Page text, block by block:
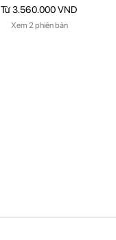
Từ 3.560.000 VND
Xem 2 phiên bản